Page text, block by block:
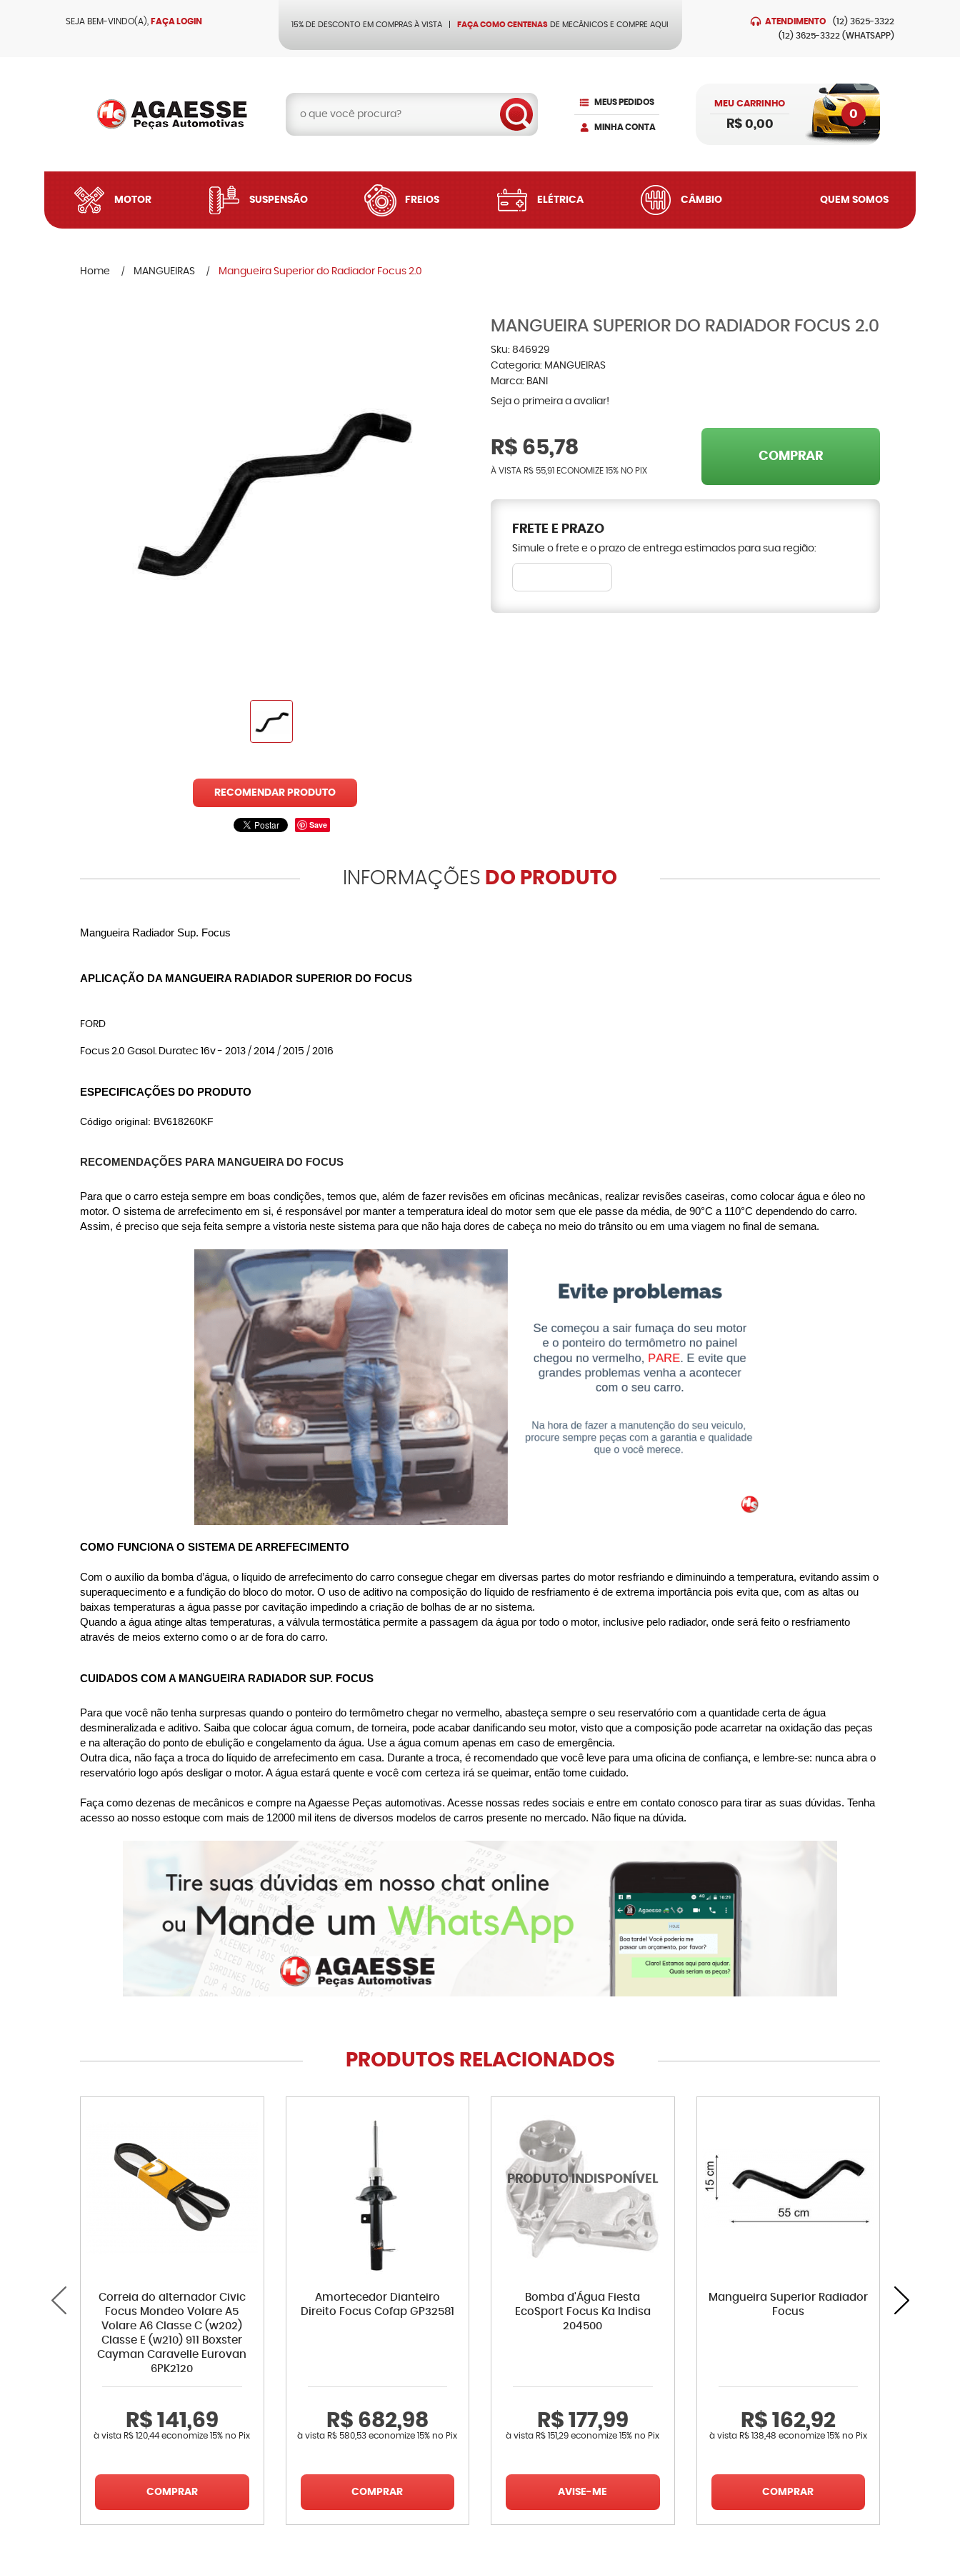
SEJA BEM-VINDO(A), FAÇA LOGIN 15% DE DESCONTO EM COMPRAS À VISTA FAÇA COMO CENTENAS DE MECÂNICOS E COMPRE AQUI ATENDIMENTO (12) 3625-3322
(12) 3625-3322 (WHATSAPP)
MEUS PEDIDOS
MINHA CONTA
MEU CARRINHO
0
R$ 0,00
MOTOR SUSPENSÃO FREIOS ELÉTRICA CÂMBIO QUEM SOMOS
Home MANGUEIRAS Mangueira Superior do Radiador Focus 2.0
RECOMENDAR PRODUTO
Save
MANGUEIRA SUPERIOR DO RADIADOR FOCUS 2.0
Sku: 846929
Categoria: MANGUEIRAS
Marca: BANI
Seja o primeira a avaliar!
R$ 65,78
À VISTA R$ 55,91 ECONOMIZE 15% NO PIX
COMPRAR
FRETE E PRAZO
Simule o frete e o prazo de entrega estimados para sua região:
INFORMAÇÕES DO PRODUTO
Mangueira Radiador Sup. Focus
APLICAÇÃO DA MANGUEIRA RADIADOR SUPERIOR DO FOCUS
FORD
Focus 2.0 Gasol. Duratec 16v - 2013 / 2014 / 2015 / 2016
ESPECIFICAÇÕES DO PRODUTO
Código original: BV618260KF
RECOMENDAÇÕES PARA MANGUEIRA DO FOCUS
Para que o carro esteja sempre em boas condições, temos que, além de fazer revisões em oficinas mecânicas, realizar revisões caseiras, como colocar água e óleo no
motor. O sistema de arrefecimento em si, é responsável por manter a temperatura ideal do motor sem que ele passe da média, de 90°C a 110°C dependendo do carro.
Assim, é preciso que seja feita sempre a vistoria neste sistema para que não haja dores de cabeça no meio do trânsito ou em uma viagem no final de semana.
COMO FUNCIONA O SISTEMA DE ARREFECIMENTO
Com o auxílio da bomba d’água, o líquido de arrefecimento do carro consegue chegar em diversas partes do motor resfriando e diminuindo a temperatura, evitando assim o
superaquecimento e a fundição do bloco do motor. O uso de aditivo na composição do líquido de resfriamento é de extrema importância pois evita que, com as altas ou
baixas temperaturas a água passe por cavitação impedindo a criação de bolhas de ar no sistema.
Quando a água atinge altas temperaturas, a válvula termostática permite a passagem da água por todo o motor, inclusive pelo radiador, onde será feito o resfriamento
através de meios externo como o ar de fora do carro.
CUIDADOS COM A MANGUEIRA RADIADOR SUP. FOCUS
Para que você não tenha surpresas quando o ponteiro do termômetro chegar no vermelho, abasteça sempre o seu reservatório com a quantidade certa de água
desmineralizada e aditivo. Saiba que colocar água comum, de torneira, pode acabar danificando seu motor, visto que a composição pode acarretar na oxidação das peças
e na alteração do ponto de ebulição e congelamento da água. Use a água comum apenas em caso de emergência.
Outra dica, não faça a troca do líquido de arrefecimento em casa. Durante a troca, é recomendado que você leve para uma oficina de confiança, e lembre-se: nunca abra o
reservatório logo após desligar o motor. A água estará quente e você com certeza irá se queimar, então tome cuidado.
Faça como dezenas de mecânicos e compre na Agaesse Peças automotivas. Acesse nossas redes sociais e entre em contato conosco para tirar as suas dúvidas. Tenha
acesso ao nosso estoque com mais de 12000 mil itens de diversos modelos de carros presente no mercado. Não fique na dúvida.
PRODUTOS RELACIONADOS
Correia do alternador Civic
Focus Mondeo Volare A5
Volare A6 Classe C (w202)
Classe E (w210) 911 Boxster
Cayman Caravelle Eurovan
6PK2120
R$ 141,69
à vista R$ 120,44economize15% no Pix
COMPRAR
Amortecedor Dianteiro
Direito Focus Cofap GP32581
R$ 682,98
à vista R$ 580,53 economize15% no Pix
COMPRAR
Bomba d'Água Fiesta
EcoSport Focus Ka Indisa
204500
R$ 177,99
à vista R$ 151,29 economize15% no Pix
AVISE-ME
Mangueira Superior Radiador
Focus
R$ 162,92
à vista R$ 138,48 economize 15% no Pix
COMPRAR